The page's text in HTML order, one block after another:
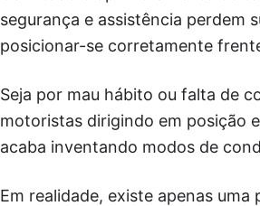
segurança e assistência perdem
posicionar-se corretamente
Seja por mau hábito ou falta de
motoristas dirigindo em posição
acaba inventando modos de
Em realidade, existe apenas